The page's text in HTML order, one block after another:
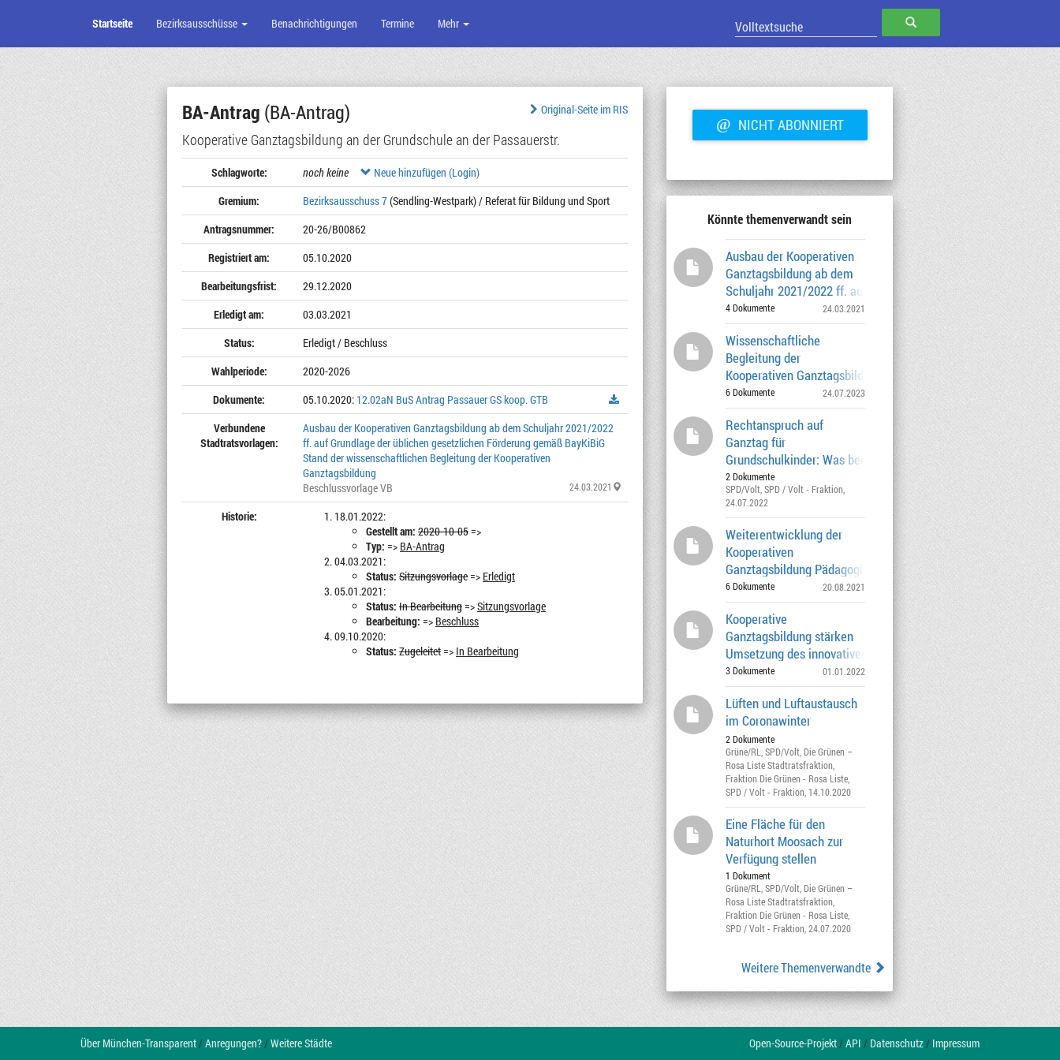
Zum
Seiteninhalt
SUCHEN
Startseite Bezirksausschüsse Benachrichtigungen Termine Mehr
Original-Seite im RIS
BA-Antrag (BA-Antrag)
Kooperative Ganztagsbildung an der Grundschule an der Passauerstr.
Schlagworte: noch keine
Neue hinzufügen (Login)
Gremium:
Bezirksausschuss 7(Sendling-Westpark) / Referat für Bildung und Sport
Antragsnummer:
20-26/B00862
Registriert am:
05.10.2020
Bearbeitungsfrist:
29.12.2020
Erledigt am:
03.03.2021
Status:
Erledigt / Beschluss
Wahlperiode:
2020-2026
Dokumente:
05.10.2020: 12.02aN BuS Antrag Passauer GS koop. GTB
Verbundene
Stadtratsvorlagen:
Ausbau der Kooperativen Ganztagsbildung ab dem Schuljahr 2021/2022
ff. auf Grundlage der üblichen gesetzlichen Förderung gemäß BayKiBiG
Stand der wissenschaftlichen Begleitung der Kooperativen
Ganztagsbildung
Beschlussvorlage VB
24.03.2021
Historie:
18.01.2022:
Gestellt am: 2020-10-05=>
Typ: => BA-Antrag
04.03.2021:
Status: Sitzungsvorlage=> Erledigt
05.01.2021:
Status: In Bearbeitung=>Sitzungsvorlage
Bearbeitung: => Beschluss
09.10.2020:
Status: Zugeleitet=> In Bearbeitung
@ NICHT ABONNIERT
Könnte themenverwandt sein
Ausbau der Kooperativen
Ganztagsbildung ab dem
Schuljahr 2021/2022 ff. auf Grundlage der
üblichen
4 Dokumente 24.03.2021
Wissenschaftliche
Begleitung der
Kooperativen Ganztagsbildung durch das
Deutsche Jugendinstitut e
6 Dokumente 24.07.2023
Rechtanspruch auf
Ganztag für
Grundschulkinder: Was bedeutet das für
die Landeshauptstadt München
2 Dokumente
SPD/Volt ,SPD / Volt - Fraktion
24.07.2022
Weiterentwicklung der
Kooperativen
Ganztagsbildung Pädagogische
Rahmenkonzeption für die Koopera
6 Dokumente 20.08.2021
Kooperative
Ganztagsbildung stärken
Umsetzung des innovativen
Möblierungskonzepts sicherstellen
3 Dokumente 01.01.2022
Lüften und Luftaustausch
im Coronawinter
2 Dokumente
Grüne/RL ,SPD/Volt Die Grünen –
Rosa Liste Stadtratsfraktion
Fraktion Die Grünen - Rosa Liste
SPD / Volt - Fraktion , 14.10.2020
Eine Fläche für den
Naturhort Moosach zur
Verfügung stellen
1 Dokument
Grüne/RL ,SPD/Volt Die Grünen –
Rosa Liste Stadtratsfraktion
Fraktion Die Grünen - Rosa Liste
SPD / Volt - Fraktion , 24.07.2020
Weitere Themenverwandte
Über München-Transparent/Anregungen?/Weitere Städte Open-Source-Projekt/API / Datenschutz/ Impressum